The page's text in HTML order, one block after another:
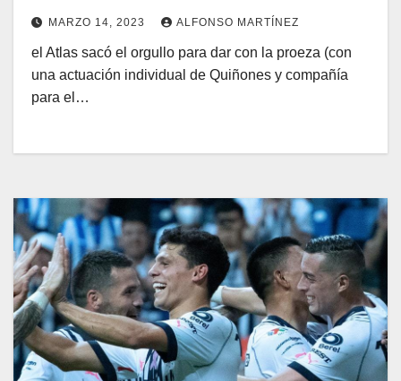
MARZO 14, 2023 ALFONSO MARTÍNEZ
el Atlas sacó el orgullo para dar con la proeza (con
una actuación individual de Quiñones y compañía
para el…